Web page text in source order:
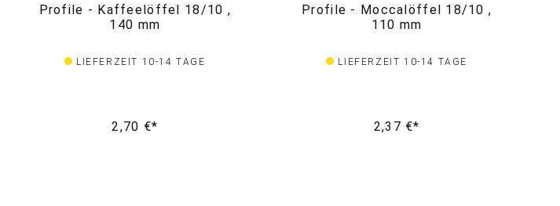
Profile - Kaffeelöffel 18/10 ,
140 mm
LIEFERZEIT 10-14 TAGE
2,70 €*
Profile - Moccalöffel 18/10 ,
110 mm
LIEFERZEIT 10-14 TAGE
2,37 €*